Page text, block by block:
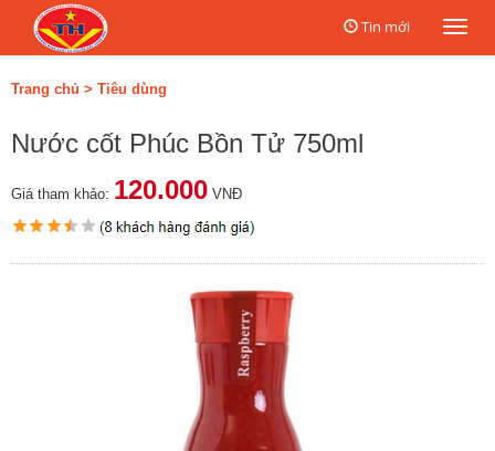
Tin mới
Trang chủ > Tiêu dùng
Nước cốt Phúc Bồn Tử 750ml
Giá tham khảo: 120.000 VNĐ